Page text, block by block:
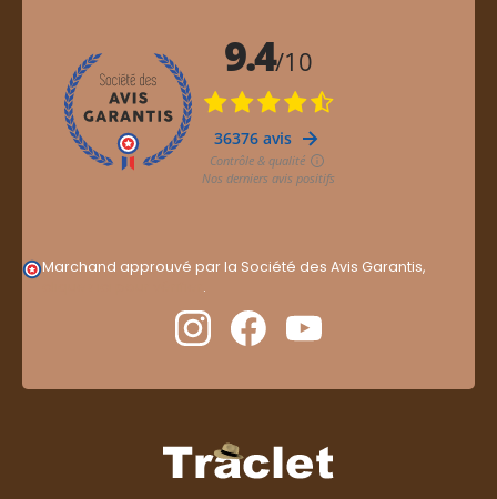
Marchand approuvé par la Société des Avis Garantis,
.